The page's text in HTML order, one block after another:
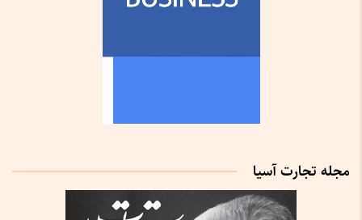
مجله تجارت آسیا